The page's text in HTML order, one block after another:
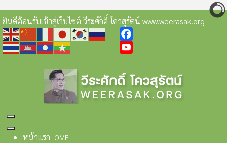
ยินดีต้อนรับเข้าสู่เว็บไซต์ วีระศักดิ์ โควสุรัตน์ www.weerasak.org
Facebook
หน้าแรกHOME